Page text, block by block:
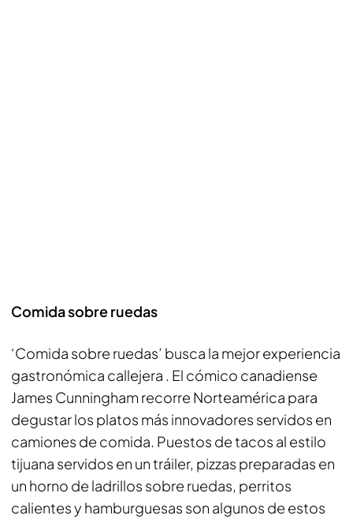
Comida sobre ruedas
‘Comida sobre ruedas’ busca la mejor experiencia
gastronómica callejera . El cómico canadiense
James Cunningham recorre Norteamérica para
degustar los platos más innovadores servidos en
camiones de comida. Puestos de tacos al estilo
tijuana servidos en un tráiler, pizzas preparadas en
un horno de ladrillos sobre ruedas, perritos
calientes y hamburguesas son algunos de estos